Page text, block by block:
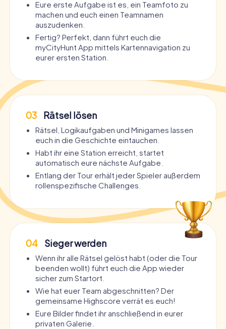
Eure erste Aufgabe ist es, ein Teamfoto zu
machen und euch einen Teamnamen
auszudenken.
Fertig? Perfekt, dann führt euch die
myCityHunt App mittels Kartennavigation zu
eurer ersten Station.
03 Rätsel lösen
Rätsel, Logikaufgaben und Minigames lassen
euch in die Geschichte eintauchen.
Habt ihr eine Station erreicht, startet
automatisch eure nächste Aufgabe.
Entlang der Tour erhält jeder Spieler außerdem
rollenspezifische Challenges.
04 Sieger werden
Wenn ihr alle Rätsel gelöst habt (oder die Tour
beenden wollt) führt euch die App wieder
sicher zum Startort.
Wie hat euer Team abgeschnitten? Der
gemeinsame Highscore verrät es euch!
Eure Bilder findet ihr anschließend in eurer
privaten Galerie.